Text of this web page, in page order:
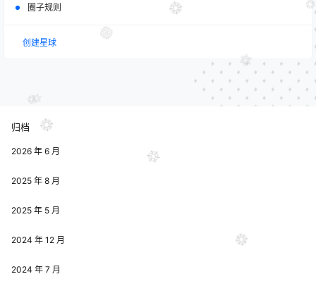
圈子规则
创建星球
归档
2026 年 6 月
2025 年 8 月
2025 年 5 月
2024 年 12 月
2024 年 7 月